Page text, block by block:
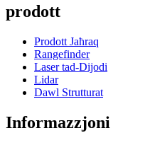
prodott
Prodott Jaħraq
Rangefinder
Laser tad-Dijodi
Lidar
Dawl Strutturat
Informazzjoni